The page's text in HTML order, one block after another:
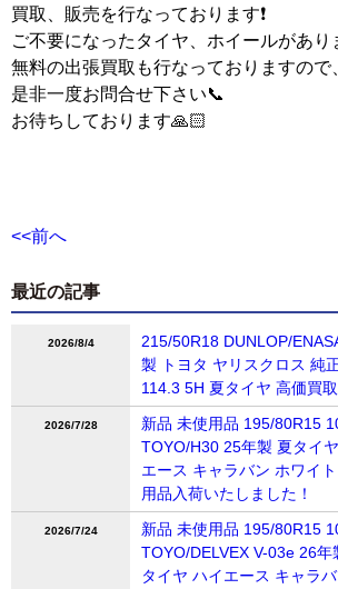
買取、販売を行なっております❗️
ご不要になったタイヤ、ホイールがあり
無料の出張買取も行なっておりますので
是非一度お問合せ下さい📞
お待ちしております🙏🏻
<<前へ
最近の記事
2026/8/4
215/50R18 DUNLOP/
製 トヨタ ヤリスクロス 純
114.3 5H 夏タイヤ 高価買
2026/7/28
新品 未使用品 195/80R15
TOYO/H30 25年製 夏タイ
エース キャラバン ホワイ
用品入荷いたしました！
2026/7/24
新品 未使用品 195/80R15
TOYO/DELVEX V-03e 26
タイヤ ハイエース キャラ